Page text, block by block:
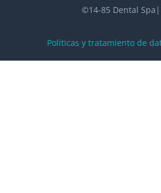
©14-85 Dental
Políticas y tratamiento de